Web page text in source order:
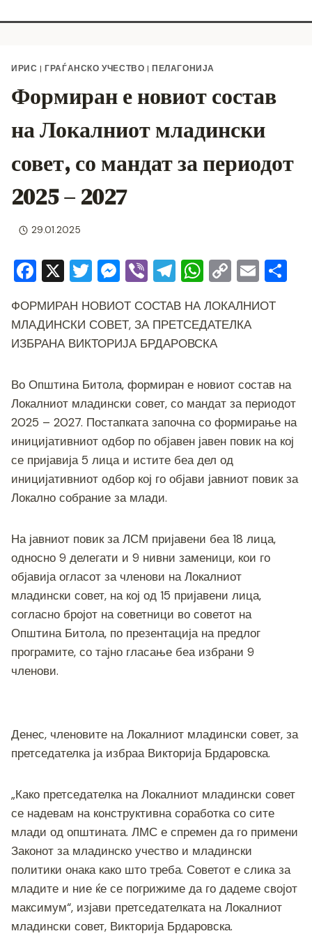
ИРИС |ГРАЃАНСКО УЧЕСТВО |ПЕЛАГОНИЈА
Формиран е новиот состав
на Локалниот младински
совет, со мандат за периодот
2025 – 2027
29.01.2025
F
a
c
e
o
o
k
X T
wi
tt
er
M
e
ss
e
g
er
Vi
b
er
T
el
e
gr
m
W
h
at
s
p
p
C
o
p
y
n
k
E
m
ai
ФОРМИРАН НОВИОТ СОСТАВ НА ЛОКАЛНИОТ
МЛАДИНСКИ СОВЕТ, ЗА ПРЕТСЕДАТЕЛКА
ИЗБРАНА ВИКТОРИЈА БРДАРОВСКА
Во Општина Битола, формиран е новиот состав на
Локалниот младински совет, со мандат за периодот
2025 – 2027. Постапката започна со формирање на
иницијативниот одбор по објавен јавен повик на кој
се пријавија 5 лица и истите беа дел од
иницијативниот одбор кој го објави јавниот повик за
Локално собрание за млади.
На јавниот повик за ЛСМ пријавени беа 18 лица,
односно 9 делегати и 9 нивни заменици, кои го
објавија огласот за членови на Локалниот
младински совет, на кој од 15 пријавени лица,
согласно бројот на советници во советот на
Општина Битола, по презентација на предлог
програмите, со тајно гласање беа избрани 9
членови.
Денес, членовите на Локалниот младински совет, за
претседателка ја избраа Викторија Брдаровска.
„Како претседателка на Локалниот младински совет
се надевам на конструктивна соработка со сите
млади од општината. ЛМС е спремен да го примени
Законот за младинско учество и младински
политики онака како што треба. Советот е слика за
младите и ние ќе се погрижиме да го дадеме својот
максимум“, изјави претседателката на Локалниот
младински совет, Викторија Брдаровска.